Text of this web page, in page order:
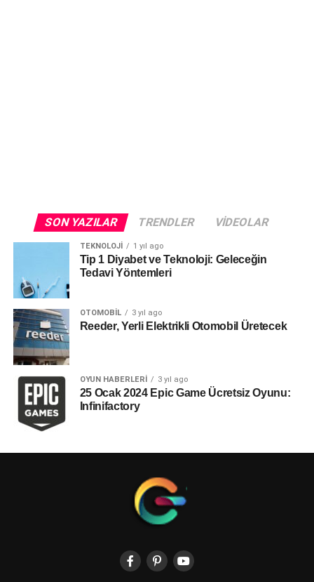
SON YAZILAR TRENDLER VIDEOLAR
TEKNOLOJI 1 yıl ago
Tip 1 Diyabet ve Teknoloji: Geleceğin
Tedavi Yöntemleri
OTOMOBIL 3 yıl ago
Reeder, Yerli Elektrikli Otomobil Üretecek
OYUN HABERLERI 3 yıl ago
25 Ocak 2024 Epic Game Ücretsiz Oyunu:
Infinifactory